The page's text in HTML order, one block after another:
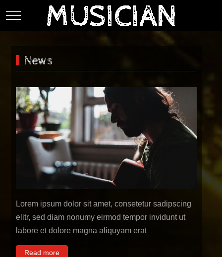
Mobile Menu Toggle
News
Lorem ipsum dolor sit amet, consetetur sadipscing
elitr, sed diam nonumy eirmod tempor invidunt ut
labore et dolore magna aliquyam erat
Read more